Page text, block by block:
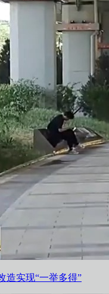
造实现“一举多得”